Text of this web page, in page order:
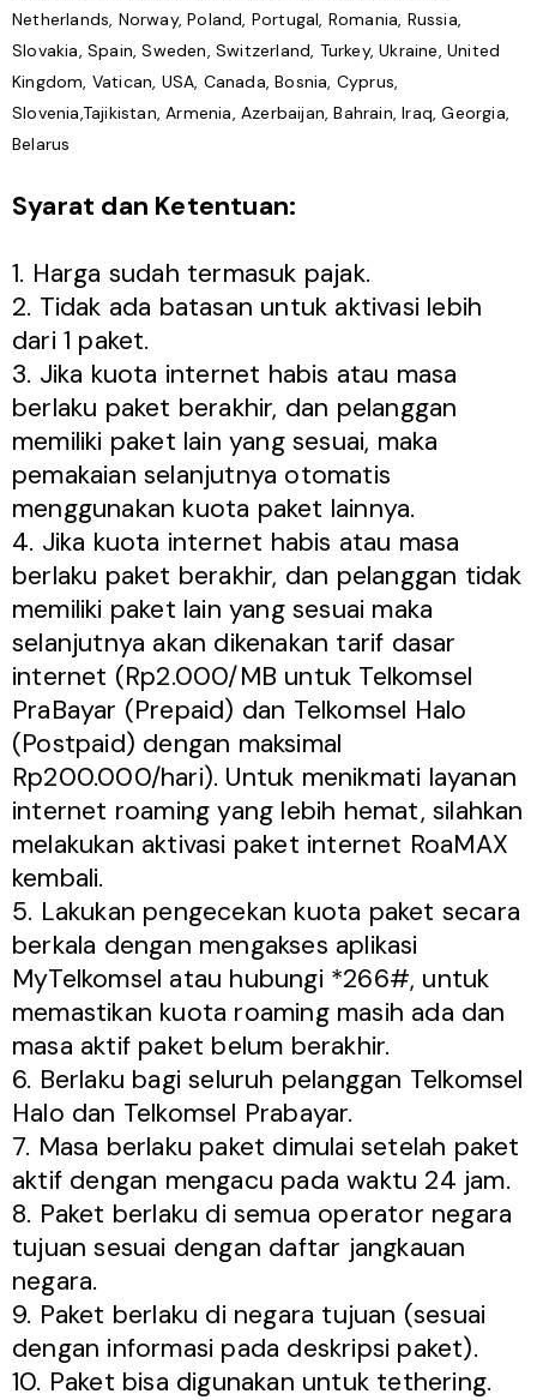
Netherlands, Norway, Poland, Portugal, Romania, Russia,
Slovakia, Spain, Sweden, Switzerland, Turkey, Ukraine, United
Kingdom, Vatican, USA, Canada, Bosnia, Cyprus,
Slovenia,Tajikistan, Armenia, Azerbaijan, Bahrain, Iraq, Georgia,
Belarus
Syarat dan Ketentuan:
1. Harga sudah termasuk pajak.
2. Tidak ada batasan untuk aktivasi lebih
dari 1 paket.
3. Jika kuota internet habis atau masa
berlaku paket berakhir, dan pelanggan
memiliki paket lain yang sesuai, maka
pemakaian selanjutnya otomatis
menggunakan kuota paket lainnya.
4. Jika kuota internet habis atau masa
berlaku paket berakhir, dan pelanggan tidak
memiliki paket lain yang sesuai maka
selanjutnya akan dikenakan tarif dasar
internet (Rp2.000/MB untuk Telkomsel
PraBayar (Prepaid) dan Telkomsel Halo
(Postpaid) dengan maksimal
Rp200.000/hari). Untuk menikmati layanan
internet roaming yang lebih hemat, silahkan
melakukan aktivasi paket internet RoaMAX
kembali.
5. Lakukan pengecekan kuota paket secara
berkala dengan mengakses aplikasi
MyTelkomsel atau hubungi *266#, untuk
memastikan kuota roaming masih ada dan
masa aktif paket belum berakhir.
6. Berlaku bagi seluruh pelanggan Telkomsel
Halo dan Telkomsel Prabayar.
7. Masa berlaku paket dimulai setelah paket
aktif dengan mengacu pada waktu 24 jam.
8. Paket berlaku di semua operator negara
tujuan sesuai dengan daftar jangkauan
negara.
9. Paket berlaku di negara tujuan (sesuai
dengan informasi pada deskripsi paket).
10. Paket bisa digunakan untuk tethering.